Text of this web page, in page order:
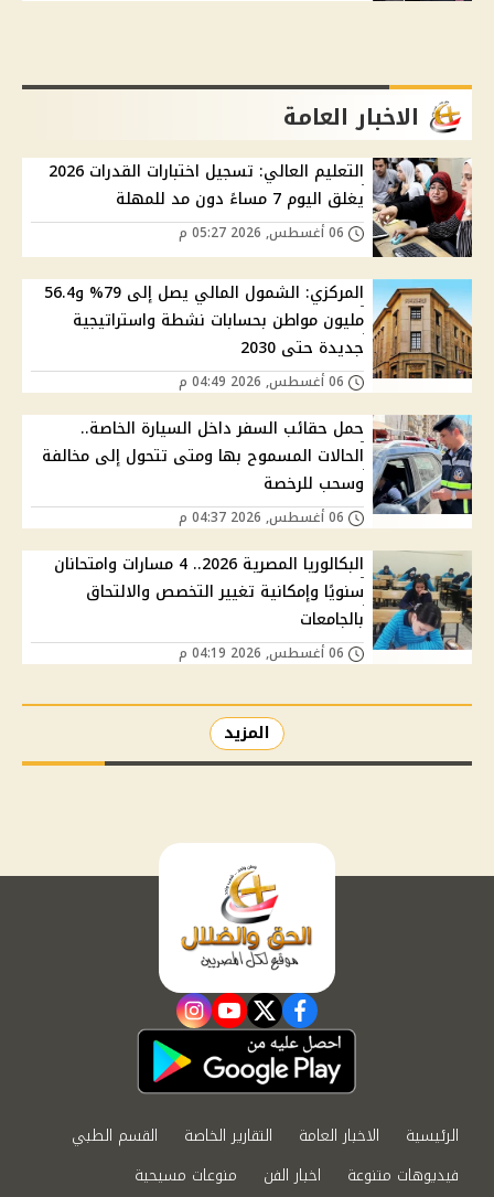
الاخبار العامة
التعليم العالي: تسجيل اختبارات القدرات 2026
يغلق اليوم 7 مساءً دون مد للمهلة
المركزي: الشمول المالي يصل إلى 79% و56.4
مليون مواطن بحسابات نشطة واستراتيجية
جديدة حتى 2030
حمل حقائب السفر داخل السيارة الخاصة..
الحالات المسموح بها ومتى تتحول إلى مخالفة
وسحب للرخصة
البكالوريا المصرية 2026.. 4 مسارات وامتحانان
سنويًا وإمكانية تغيير التخصص والالتحاق
بالجامعات
المزيد
facebook
twitter
youtube
instagram
الرئيسية الاخبار العامة التقارير الخاصة
القسم الطبي
فيديوهات متنوعة
اخبار الفن منوعات مسيحية